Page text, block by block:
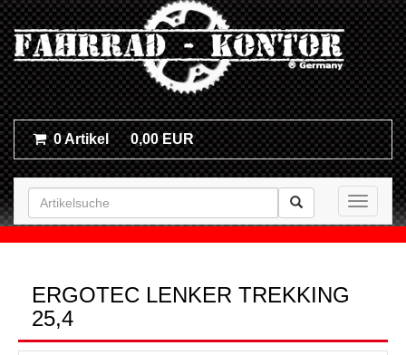
0 Artikel 0,00 EUR
Toggle
ERGOTEC LENKER TREKKING
25,4